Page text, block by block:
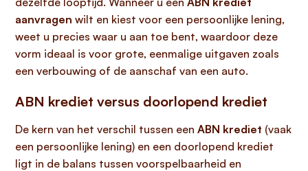
aanvragen wilt en kiest voor een persoonlijke lening,
weet u precies waar u aan toe bent, waardoor deze
vorm ideaal is voor grote, eenmalige uitgaven zoals
een verbouwing of de aanschaf van een auto.
ABN krediet versus doorlopend krediet
De kern van het verschil tussen een ABN krediet (vaak
een persoonlijke lening) en een doorlopend krediet
ligt in de balans tussen voorspelbaarheid en